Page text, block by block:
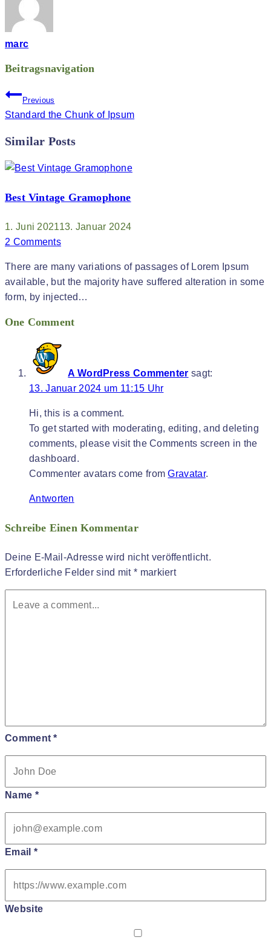
marc
Beitragsnavigation
Previous
Standard the Chunk of Ipsum
Similar Posts
Best Vintage Gramophone
1. Juni 202113. Januar 2024
2 Comments
There are many variations of passages of Lorem Ipsum
available, but the majority have suffered alteration in some
form, by injected…
One Comment
A WordPress Commenter sagt:
13. Januar 2024 um 11:15 Uhr
Hi, this is a comment.
To get started with moderating, editing, and deleting
comments, please visit the Comments screen in the
dashboard.
Commenter avatars come fromGravatar.
Antworten
Schreibe Einen Kommentar
Deine E-Mail-Adresse wird nicht veröffentlicht.
Erforderliche Felder sind mit* markiert
Comment*
Name *
Email *
Website